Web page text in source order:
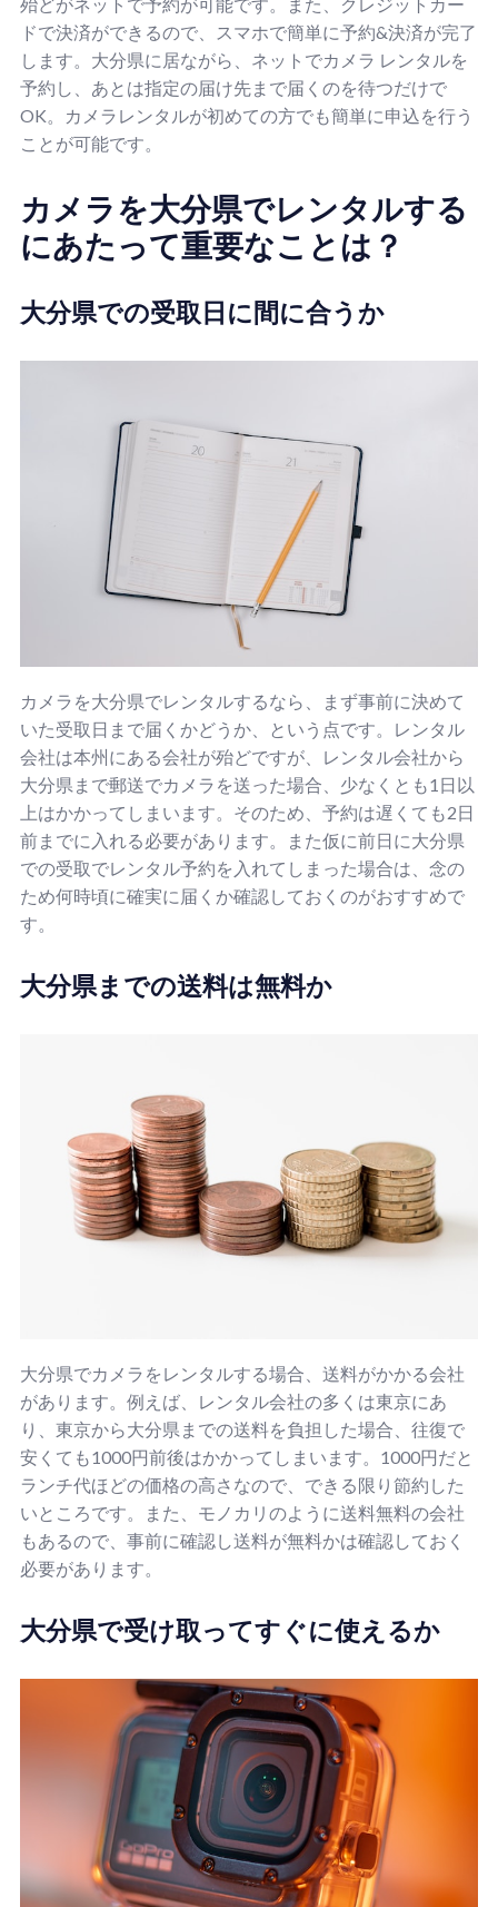
ドで決済ができるので、スマホで簡単に予約&決済が完了
します。大分県に居ながら、ネットでカメラ レンタルを
予約し、あとは指定の届け先まで届くのを待つだけで
OK。カメラレンタルが初めての方でも簡単に申込を行う
ことが可能です。
カメラを大分県でレンタルする
にあたって重要なことは？
大分県での受取日に間に合うか
カメラを大分県でレンタルするなら、まず事前に決めて
いた受取日まで届くかどうか、という点です。レンタル
会社は本州にある会社が殆どですが、レンタル会社から
大分県まで郵送でカメラを送った場合、少なくとも1日以
上はかかってしまいます。そのため、予約は遅くても2日
前までに入れる必要があります。また仮に前日に大分県
での受取でレンタル予約を入れてしまった場合は、念の
ため何時頃に確実に届くか確認しておくのがおすすめで
す。
大分県までの送料は無料か
大分県でカメラをレンタルする場合、送料がかかる会社
があります。例えば、レンタル会社の多くは東京にあ
り、東京から大分県までの送料を負担した場合、往復で
安くても1000円前後はかかってしまいます。1000円だと
ランチ代ほどの価格の高さなので、できる限り節約した
いところです。また、モノカリのように送料無料の会社
もあるので、事前に確認し送料が無料かは確認しておく
必要があります。
大分県で受け取ってすぐに使えるか